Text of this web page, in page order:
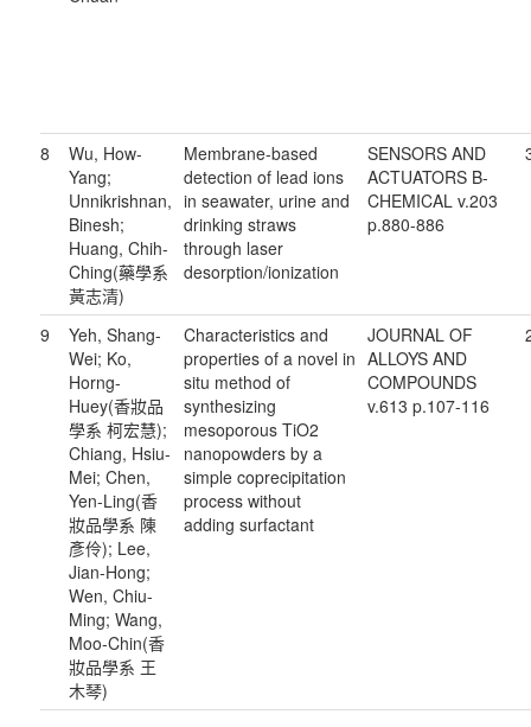
8
Wu, How-
Yang;
Unnikrishnan,
Binesh;
Huang, Chih-
Ching(藥學系
黃志清)
Membrane-based
detection of lead ions
in seawater, urine and
drinking straws
through laser
desorption/ionization
SENSORS AND
ACTUATORS B-
CHEMICAL v.203
p.880-886
9
Yeh, Shang-
Wei; Ko,
Horng-
Huey(香妝品
學系 柯宏慧);
Chiang, Hsiu-
Mei; Chen,
Yen-Ling(香
妝品學系 陳
彥伶); Lee,
Jian-Hong;
Wen, Chiu-
Ming; Wang,
Moo-Chin(香
妝品學系 王
木琴)
Characteristics and
properties of a novel in
situ method of
synthesizing
mesoporous TiO2
nanopowders by a
simple coprecipitation
process without
adding surfactant
JOURNAL OF
ALLOYS AND
COMPOUNDS
v.613 p.107-116